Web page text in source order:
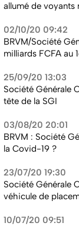
allumé de voyants
02/10/20 09:42
BRVM/Société
milliards FCFA au
25/09/20 13:03
Société Générale
tête de la SGI
03/08/20 20:01
BRVM : Société
la Covid-19 ?
23/07/20 19:30
Société Générale
véhicule de
10/07/20 09:51